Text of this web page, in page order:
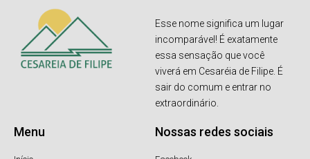
Esse nome significa um lugar
incomparável! É exatamente
essa sensação que você
viverá em Cesaréia de Filipe. É
sair do comum e entrar no
extraordinário.
Menu Nossas redes sociais